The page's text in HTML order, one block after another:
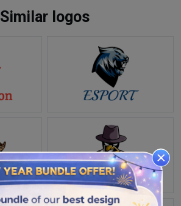
Similar logos